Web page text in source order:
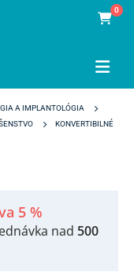
0
A IMPLANTOLÓGIA
KONVERTIBILNÉ
5 %
nad 500